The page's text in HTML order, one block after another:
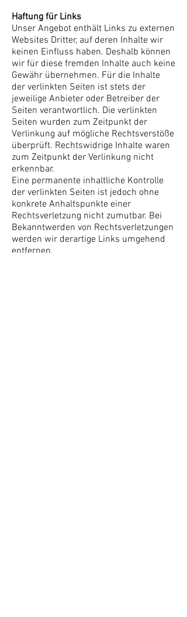
Haftung für Links
Unser Angebot enthält Links zu externen
Websites Dritter, auf deren Inhalte wir
keinen Einfluss haben. Deshalb können
wir für diese fremden Inhalte auch keine
Gewähr übernehmen. Für die Inhalte
der verlinkten Seiten ist stets der
jeweilige Anbieter oder Betreiber der
Seiten verantwortlich. Die verlinkten
Seiten wurden zum Zeitpunkt der
Verlinkung auf mögliche Rechtsverstöße
überprüft. Rechtswidrige Inhalte waren
zum Zeitpunkt der Verlinkung nicht
erkennbar.
Eine permanente inhaltliche Kontrolle
der verlinkten Seiten ist jedoch ohne
konkrete Anhaltspunkte einer
Rechtsverletzung nicht zumutbar. Bei
Bekanntwerden von Rechtsverletzungen
werden wir derartige Links umgehend
entfernen.